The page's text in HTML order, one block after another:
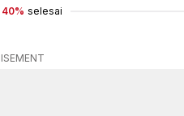
40% selesai